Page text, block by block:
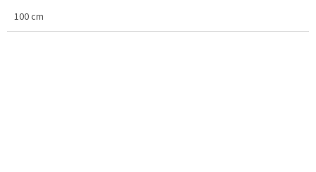
100 cm